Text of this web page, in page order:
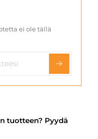
ei ole tällä
tuotteen? Pyydä